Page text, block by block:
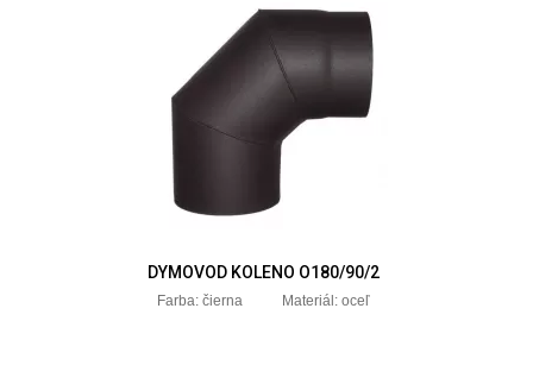
DYMOVOD KOLENO O180/90/2
Farba: čierna Materiál: oceľ